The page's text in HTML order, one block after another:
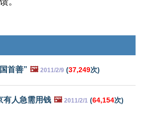
首善” 🖼️ 2011/2/9 (37,249次)
有人急需用钱 🖼️ 2011/2/1 (64,154次)